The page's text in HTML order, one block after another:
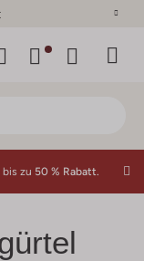
zu 50 % Rabatt.